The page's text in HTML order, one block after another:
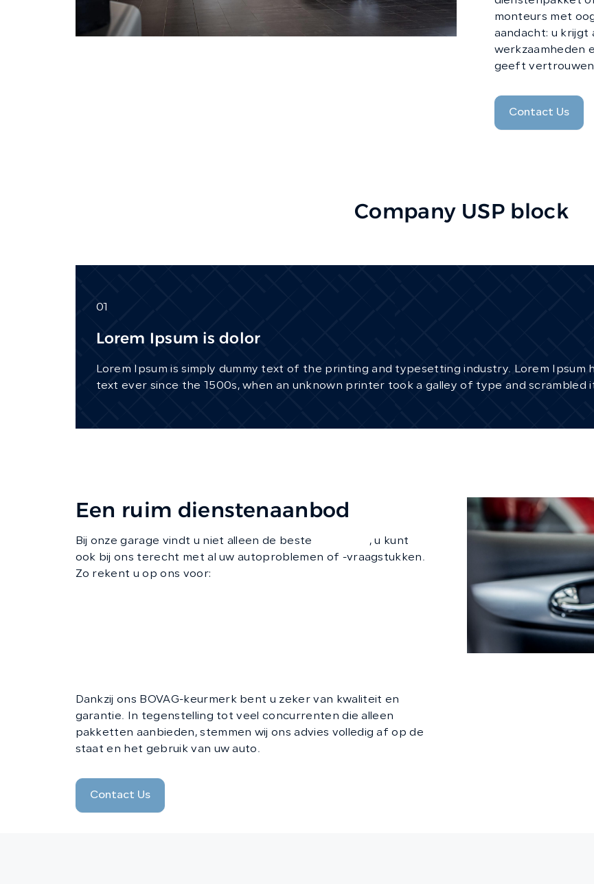
monteurs met
aandacht: u krijgt
werkzaamheden
geeft
Contact Us
Company USP block
01
Lorem Ipsum is dolor
Lorem Ipsum is simply dummy text of the printing and typesetting industry. Lorem Ipsum
text ever since the 1500s, when an unknown printer took a galley of type and scrambled
Een ruim dienstenaanbod
Bij onze garage vindt u niet alleen de beste
, u kunt
ook bij ons terecht met al uw autoproblemen of -vraagstukken.
Zo rekent u op ons voor:
Dankzij ons BOVAG-keurmerk bent u zeker van kwaliteit en
garantie. In tegenstelling tot veel concurrenten die alleen
pakketten aanbieden, stemmen wij ons advies volledig af op de
staat en het gebruik van uw auto.
Contact Us